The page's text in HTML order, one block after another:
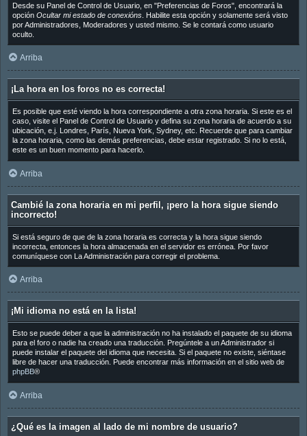
Desde su Panel de Control de Usuario, en "Preferencias de Foros", encontrará la
opción Ocultar mi estado de conexións. Habilite esta opción y solamente será visto
por Administradores, Moderadores y usted mismo. Se le contará como usuario
oculto.
Arriba
¡La hora en los foros no es correcta!
Es posible que esté viendo la hora correspondiente a otra zona horaria. Si este es el
caso, visite el Panel de Control de Usuario y defina su zona horaria de acuerdo a su
ubicación, e.j. Londres, París, Nueva York, Sydney, etc. Recuerde que para cambiar
la zona horaria, como las demás preferencias, debe estar registrado. Si no lo está,
este es un buen momento para hacerlo.
Arriba
Cambié la zona horaria en mi perfil, ¡pero la hora sigue siendo
incorrecto!
Si está seguro de que de la zona horaria es correcta y la hora sigue siendo
incorrecta, entonces la hora almacenada en el servidor es errónea. Por favor
comuníquese con La Administración para corregir el problema.
Arriba
¡Mi idioma no está en la lista!
Esto se puede deber a que la administración no ha instalado el paquete de su idioma
para el foro o nadie ha creado una traducción. Pregúntele a un Administrador si
puede instalar el paquete del idioma que necesita. Si el paquete no existe, siéntase
libre de hacer una traducción. Puede encontrar más información en el sitio web de
phpBB®
Arriba
¿Qué es la imagen al lado de mi nombre de usuario?